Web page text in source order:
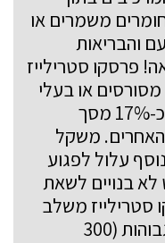
משמרים או
והבריאות
פרסקו סטרילייז
או בעלי
נטייה להשמנה שכן הוא מכיל כ-17% מסך
האחרים. משקל
עלול לפגוע
בנויים לשאת
סטרילייז משלב
גלוקוזמין וכונדרויטין ברמות גבוהות (300